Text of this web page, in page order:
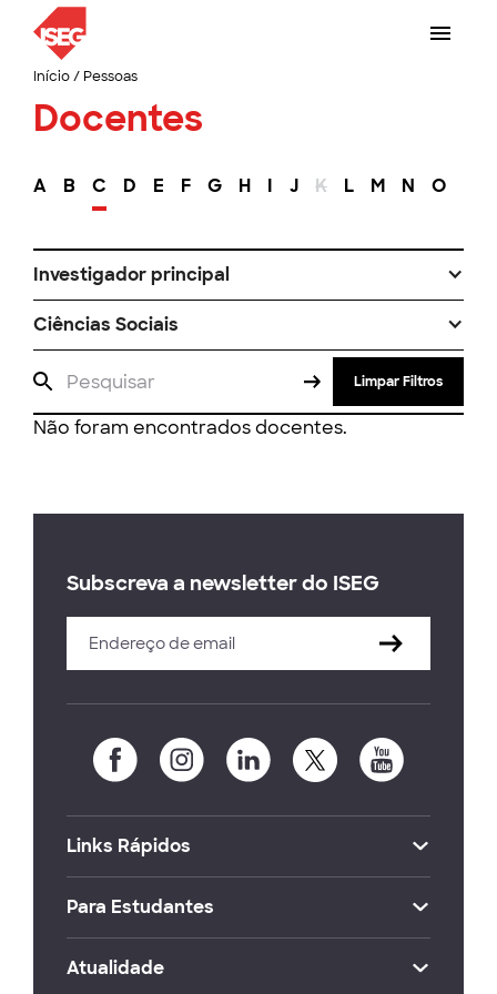
Início/ Pessoas
Docentes
A B C D E F G H I J K L M N O
Investigador principal
Ciências Sociais
Limpar Filtros
Não foram encontrados docentes.
Subscreva a newsletter do ISEG
Links Rápidos
Para Estudantes
Atualidade